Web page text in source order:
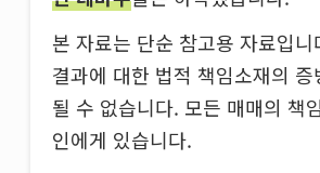
본 자료는 단순 참고용 자료입
결과에 대한 법적 책임소재의
될 수 없습니다. 모든 매매의 책
인에게 있습니다.